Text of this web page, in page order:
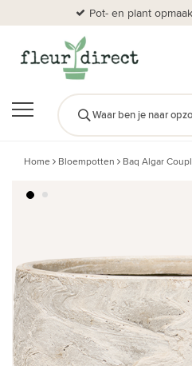
Pot- en plant
Home Bloempotten Baq Algar